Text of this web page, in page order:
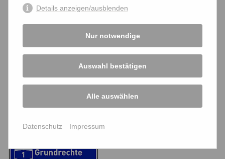
Downloads
Details anzeigen/ausblenden
Nur notwendige
Auswahl bestätigen
Alle auswählen
Datenschutz Impressum